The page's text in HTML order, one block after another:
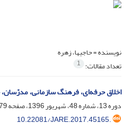
نویسنده =حاجیها، زهره
تعداد مقالات: 1
اخلاق حرفه‌‌‌‌‌ای، فرهنگ سازمانی،
دوره 13، شماره 48، شهریور 1396، صفحه
10.22081/JARE.2017.45165.